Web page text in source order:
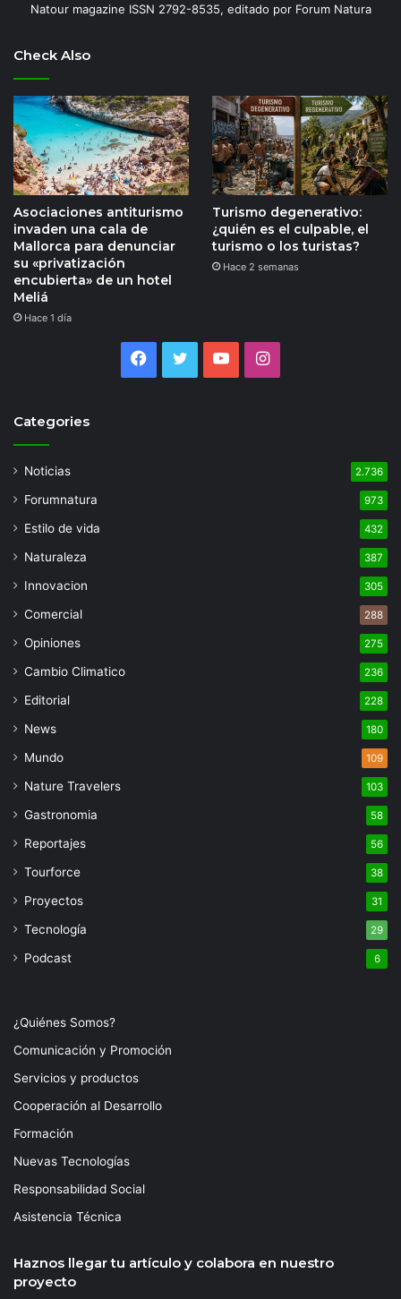
Natour magazine ISSN 2792-8535, editado por Forum Natura
Check Also
Asociaciones antiturismo
invaden una cala de
Mallorca para denunciar
su «privatización
encubierta» de un hotel
Meliá
Hace 1 día
Turismo degenerativo:
¿quién es el culpable, el
turismo o los turistas?
Hace 2 semanas
Facebook
TwitterYouTubeInstagram
Categories
Noticias 2.736
Forumnatura 973
Estilo de vida 432
Naturaleza 387
Innovacion 305
Comercial 288
Opiniones 275
Cambio Climatico 236
Editorial 228
News 180
Mundo 109
Nature Travelers 103
Gastronomia 58
Reportajes 56
Tourforce 38
Proyectos 31
Tecnología 29
Podcast 6
¿Quiénes Somos?
Comunicación y Promoción
Servicios y productos
Cooperación al Desarrollo
Formación
Nuevas Tecnologías
Responsabilidad Social
Asistencia Técnica
Haznos llegar tu artículo y colabora en nuestro
proyecto